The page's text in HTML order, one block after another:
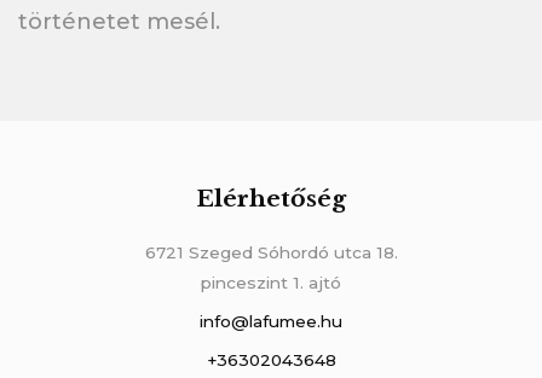
történetet mesél.
Elérhetőség
6721 Szeged Sóhordó utca 18.
pinceszint 1. ajtó
info@lafumee.hu
+36302043648